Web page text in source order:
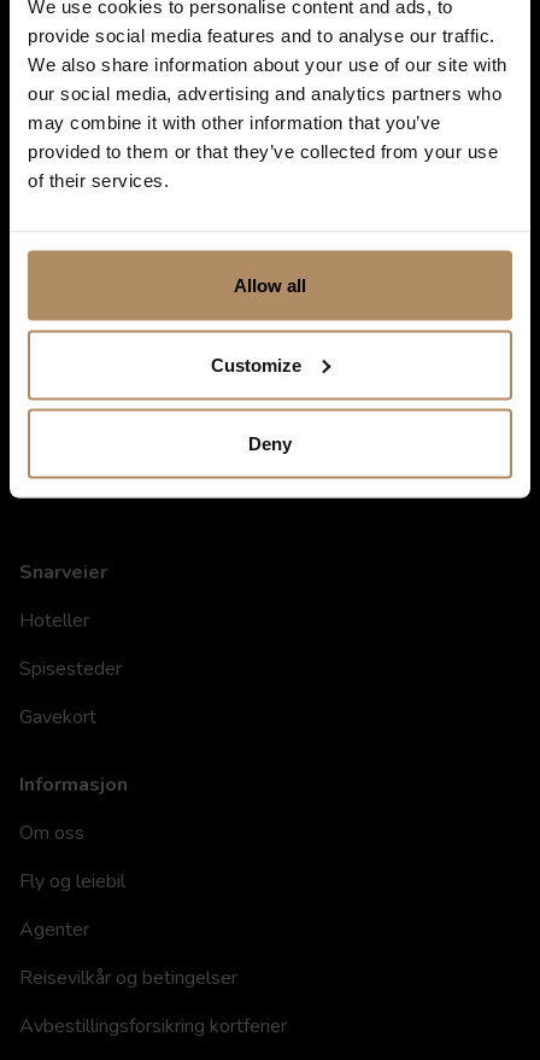
We use cookies to personalise content and ads, to
provide social media features and to analyse our traffic.
We also share information about your use of our site with
our social media, advertising and analytics partners who
may combine it with other information that you’ve
provided to them or that they’ve collected from your use
of their services.
Allow all
Customize
Deny
Ved påmelding godkjenner du at De Historiske lagrer kontaktinformasjonen
du gir oss, og at vi sender deg nyhetsbrev om våre produkter og tjenester. Du
kan oppheve abonnementet når som helst. Hvis du vil ha mer informasjon
om vår praksis for personvern og hvordan vi forplikter oss til å beskytte ditt
Snarveier
Hoteller
Spisesteder
Gavekort
Informasjon
Om oss
Fly og leiebil
Agenter
Reisevilkår og betingelser
Avbestillingsforsikring kortferier